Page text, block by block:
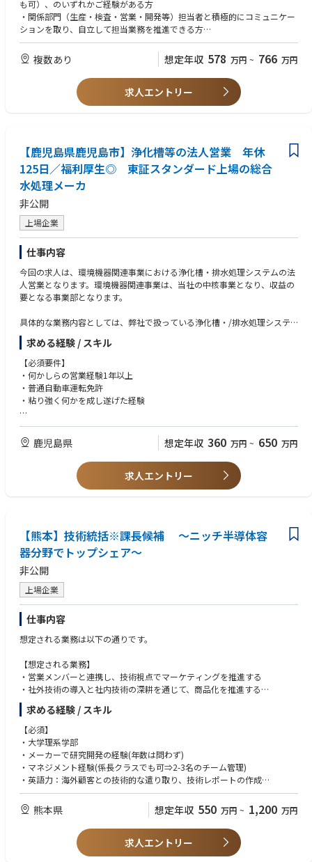
・社内外品質トラブル対応
●原材料品質異常対応、サプライヤー管理
●次世代実務担当者の指導育成
も可）、のいずれかご経験がある方
・関係部門（生産・検査・営業・開発等）担当者と積極的にコミュニケー
ションを取り、自立して担当業務を推進できる方
【歓迎】
・薬品や化学業界でのご経験のある方
・品質管理スキルがある方（QC検定３級以上相当レベル）
複数あり 想定年収 578 万円 ~ 766 万円
求人エントリー
【鹿児島県鹿児島市】浄化槽等の法人営業 年休
125日／福利厚生◎ 東証スタンダード上場の総合
水処理メーカ
非公開
上場企業
仕事内容
今回の求人は、環境機器関連事業における浄化槽・排水処理システムの法
人営業となります。環境機器関連事業は、当社の中核事業となり、収益の
要となる事業部となります。
具体的な業務内容としては、弊社で扱っている浄化槽・/排水処理システ
ムの販売について、既存のお客様（ゼネコン・サブコン・設計事務所な
ど）を担当していただき、定期的な訪問、フォロー、情報収集、現場調査
を行っていただきます。
【業務詳細】
・浄化槽・排水処理施設など環境に直結する物件収集と現場調査
・設計折込営業（施主・設計事務所での浄化槽・排水処理設備の図面・打
・浄化槽設置届出書作成
・見積書作成
・物件の受注活動
・受注した案件の打合せ など
求める経験 / スキル
【必須要件】
・何かしらの営業経験1年以上
・普通自動車運転免許
・粘り強く何かを成し遂げた経験
【歓迎要件】
・建設/水処理業界のご経験がある方
・有形無形問わず営業経験をお持ちの方
・成果を出してこられたご経験をお持ちの方
鹿児島県 想定年収 360 万円 ~ 650 万円
求人エントリー
【熊本】技術統括※課長候補 ～ニッチ半導体容
器分野でトップシェア～
非公開
上場企業
仕事内容
想定される業務は以下の通りです。
【想定される業務】
・営業メンバーと連携し、技術視点でマーケティングを推進する
・社外技術の導入と社内技術の深耕を通じて、商品化を推進する
・研究開発の進捗や成果を経営陣や関係部門に周知する
・顧客クレームと製造トラブルに迅速に対応する
【魅力】
・世界的な半導体関連メーカーと真剣勝負の仕事ができる
・マーケティングと技術開発を股に掛けた仕事ができる
・会社が事業転換期を迎えており、新規事業立上げを経験できる
当社はプラスチックの精密成形技術を活かし、業界のニーズに合わせた多
種多様な成型品を製造することが可能です。トップクラスのシェアを誇
り、半導体業界を影から支えています。高品質な製品を開発するために、
3DCADでの設計だけでなく樹脂素材の選定から製造まで一貫して行ってい
求める経験 / スキル
【必須】
・大学理系学部
・メーカーで研究開発の経験(年数は問わず)
・マネジメント経験(係長クラスでも可⇒2-3名のチーム管理)
・英語力：海外顧客との技術的な遣り取り、技術レポートの作成
・特許出願や知的財産に関する知識・経験
【歓迎】
・複数の研究開発領域での経験
（例：機械工学と電子工学、または製品開発とプロセス開発）
・新規事業立ち上げやイノベーション推進の経験
熊本県 想定年収 550 万円 ~ 1,200 万円
求人エントリー